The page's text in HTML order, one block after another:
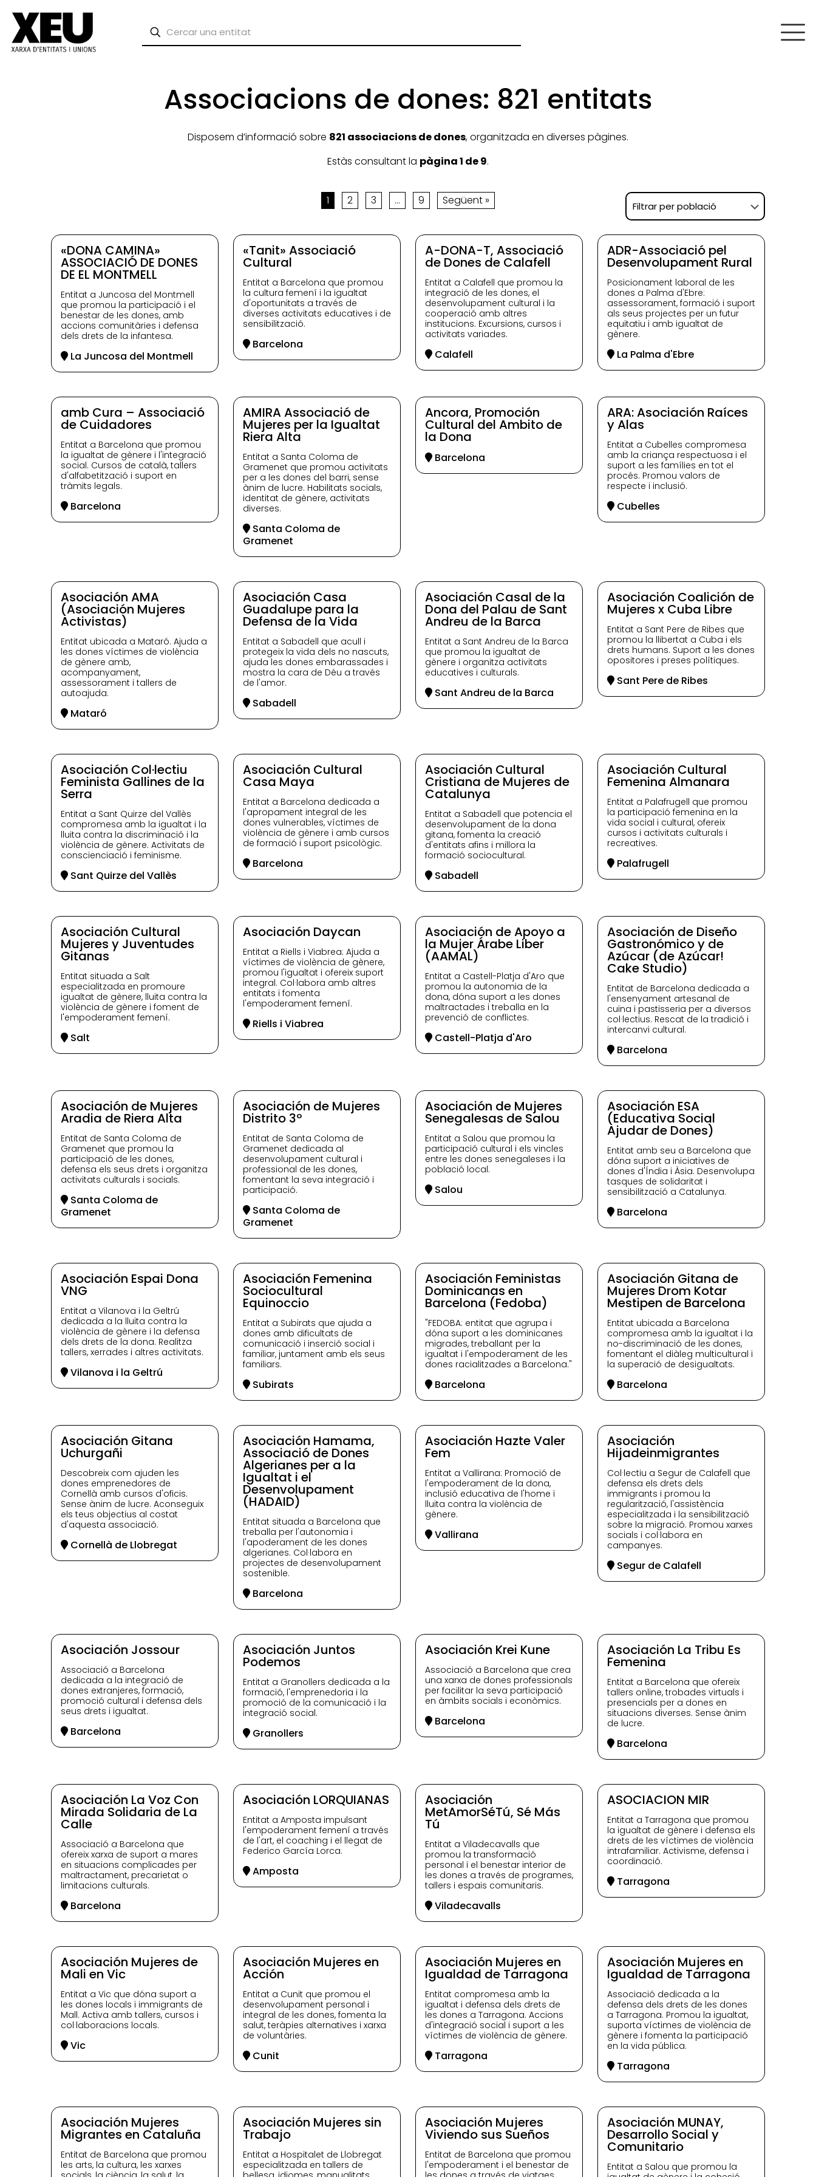
Associacions de dones: 821 entitats
Disposem d’informació sobre 821 associacions de dones, organitzada en diverses pàgines.
Estàs consultant la pàgina 1 de 9.
1 2 3 … 9 Següent »
«DONA CAMINA»
ASSOCIACIÓ DE DONES
DE EL MONTMELL
Entitat a Juncosa del Montmell
que promou la participació i el
benestar de les dones, amb
accions comunitàries i defensa
dels drets de la infantesa.
La Juncosa del Montmell
«Tanit» Associació
Cultural
Entitat a Barcelona que promou
la cultura femení i la igualtat
d'oportunitats a través de
diverses activitats educatives i de
sensibilització.
Barcelona
A-DONA-T, Associació
de Dones de Calafell
Entitat a Calafell que promou la
integració de les dones, el
desenvolupament cultural i la
cooperació amb altres
institucions. Excursions, cursos i
activitats variades.
Calafell
ADR-Associació pel
Desenvolupament Rural
Posicionament laboral de les
dones a Palma d'Ebre:
assessorament, formació i suport
als seus projectes per un futur
equitatiu i amb igualtat de
gènere.
La Palma d'Ebre
amb Cura – Associació
de Cuidadores
Entitat a Barcelona que promou
la igualtat de gènere i l'integració
social. Cursos de català, tallers
d'alfabetització i suport en
tràmits legals.
Barcelona
AMIRA Associació de
Mujeres per la Igualtat
Riera Alta
Entitat a Santa Coloma de
Gramenet que promou activitats
per a les dones del barri, sense
ànim de lucre. Habilitats socials,
identitat de gènere, activitats
diverses.
Santa Coloma de
Gramenet
Ancora, Promoción
Cultural del Ambito de
la Dona
Barcelona
ARA: Asociación Raíces
y Alas
Entitat a Cubelles compromesa
amb la criança respectuosa i el
suport a les famílies en tot el
procés. Promou valors de
respecte i inclusió.
Cubelles
Asociación AMA
(Asociación Mujeres
Activistas)
Entitat ubicada a Mataró. Ajuda a
les dones víctimes de violència
de gènere amb,
acompanyament,
assessorament i tallers de
autoajuda.
Mataró
Asociación Casa
Guadalupe para la
Defensa de la Vida
Entitat a Sabadell que acull i
protegeix la vida dels no nascuts,
ajuda les dones embarassades i
mostra la cara de Déu a través
de l'amor.
Sabadell
Asociación Casal de la
Dona del Palau de Sant
Andreu de la Barca
Entitat a Sant Andreu de la Barca
que promou la igualtat de
gènere i organitza activitats
educatives i culturals.
Sant Andreu de la Barca
Asociación Coalición de
Mujeres x Cuba Libre
Entitat a Sant Pere de Ribes que
promou la llibertat a Cuba i els
drets humans. Suport a les dones
opositores i preses polítiques.
Sant Pere de Ribes
Asociación Col·lectiu
Feminista Gallines de la
Serra
Entitat a Sant Quirze del Vallès
compromesa amb la igualtat i la
lluita contra la discriminació i la
violència de gènere. Activitats de
conscienciació i feminisme.
Sant Quirze del Vallès
Asociación Cultural
Casa Maya
Entitat a Barcelona dedicada a
l'apropament integral de les
dones vulnerables, víctimes de
violència de gènere i amb cursos
de formació i suport psicològic.
Barcelona
Asociación Cultural
Cristiana de Mujeres de
Catalunya
Entitat a Sabadell que potencia el
desenvolupament de la dona
gitana, fomenta la creació
d'entitats afins i millora la
formació sociocultural.
Sabadell
Asociación Cultural
Femenina Almanara
Entitat a Palafrugell que promou
la participació femenina en la
vida social i cultural, ofereix
cursos i activitats culturals i
recreatives.
Palafrugell
Asociación Cultural
Mujeres y Juventudes
Gitanas
Entitat situada a Salt
especialitzada en promoure
igualtat de gènere, lluita contra la
violència de gènere i foment de
l'empoderament femení.
Salt
Asociación Daycan
Entitat a Riells i Viabrea: Ajuda a
víctimes de violència de gènere,
promou l'igualtat i ofereix suport
integral. Col·labora amb altres
entitats i fomenta
l'empoderament femení.
Riells i Viabrea
Asociación de Apoyo a
la Mujer Árabe Liber
(AAMAL)
Entitat a Castell-Platja d'Aro que
promou la autonomia de la
dona, dóna suport a les dones
maltractades i treballa en la
prevenció de conflictes.
Castell-Platja d'Aro
Asociación de Diseño
Gastronómico y de
Azúcar (de Azúcar!
Cake Studio)
Entitat de Barcelona dedicada a
l'ensenyament artesanal de
cuina i pastisseria per a diversos
col·lectius. Rescat de la tradició i
intercanvi cultural.
Barcelona
Asociación de Mujeres
Aradia de Riera Alta
Entitat de Santa Coloma de
Gramenet que promou la
participació de les dones,
defensa els seus drets i organitza
activitats culturals i socials.
Santa Coloma de
Gramenet
Asociación de Mujeres
Distrito 3º
Entitat de Santa Coloma de
Gramenet dedicada al
desenvolupament cultural i
professional de les dones,
fomentant la seva integració i
participació.
Santa Coloma de
Gramenet
Asociación de Mujeres
Senegalesas de Salou
Entitat a Salou que promou la
participació cultural i els vincles
entre les dones senegaleses i la
població local.
Salou
Asociación ESA
(Educativa Social
Ajudar de Dones)
Entitat amb seu a Barcelona que
dóna suport a iniciatives de
dones d'Índia i Àsia. Desenvolupa
tasques de solidaritat i
sensibilització a Catalunya.
Barcelona
Asociación Espai Dona
VNG
Entitat a Vilanova i la Geltrú
dedicada a la lluita contra la
violència de gènere i la defensa
dels drets de la dona. Realitza
tallers, xerrades i altres activitats.
Vilanova i la Geltrú
Asociación Femenina
Sociocultural
Equinoccio
Entitat a Subirats que ajuda a
dones amb dificultats de
comunicació i inserció social i
familiar, juntament amb els seus
familiars.
Subirats
Asociación Feministas
Dominicanas en
Barcelona (Fedoba)
"FEDOBA: entitat que agrupa i
dóna suport a les dominicanes
migrades, treballant per la
igualtat i l'empoderament de les
dones racialitzades a Barcelona."
Barcelona
Asociación Gitana de
Mujeres Drom Kotar
Mestipen de Barcelona
Entitat ubicada a Barcelona
compromesa amb la igualtat i la
no-discriminació de les dones,
fomentant el diàleg multicultural i
la superació de desigualtats.
Barcelona
Asociación Gitana
Uchurgañi
Descobreix com ajuden les
dones emprenedores de
Cornellà amb cursos d'oficis.
Sense ànim de lucre. Aconseguix
els teus objectius al costat
d'aquesta associació.
Cornellà de Llobregat
Asociación Hamama,
Associació de Dones
Algerianes per a la
Igualtat i el
Desenvolupament
(HADAID)
Entitat situada a Barcelona que
treballa per l'autonomia i
l'apoderament de les dones
algerianes. Col·labora en
projectes de desenvolupament
sostenible.
Barcelona
Asociación Hazte Valer
Fem
Entitat a Vallirana: Promoció de
l'empoderament de la dona,
inclusió educativa de l'home i
lluita contra la violència de
gènere.
Vallirana
Asociación
Hijadeinmigrantes
Col·lectiu a Segur de Calafell que
defensa els drets dels
immigrants i promou la
regularització, l'assistència
especialitzada i la sensibilització
sobre la migració. Promou xarxes
socials i col·labora en
campanyes.
Segur de Calafell
Asociación Jossour
Associació a Barcelona
dedicada a la integració de
dones extranjeres, formació,
promoció cultural i defensa dels
seus drets i igualtat.
Barcelona
Asociación Juntos
Podemos
Entitat a Granollers dedicada a la
formació, l'emprenedoria i la
promoció de la comunicació i la
integració social.
Granollers
Asociación Krei Kune
Associació a Barcelona que crea
una xarxa de dones professionals
per facilitar la seva participació
en àmbits socials i econòmics.
Barcelona
Asociación La Tribu Es
Femenina
Entitat a Barcelona que ofereix
tallers online, trobades virtuals i
presencials per a dones en
situacions diverses. Sense ànim
de lucre.
Barcelona
Asociación La Voz Con
Mirada Solidaria de La
Calle
Associació a Barcelona que
ofereix xarxa de suport a mares
en situacions complicades per
maltractament, precarietat o
limitacions culturals.
Barcelona
Asociación LORQUIANAS
Entitat a Amposta impulsant
l'empoderament femení a través
de l'art, el coaching i el llegat de
Federico García Lorca.
Amposta
Asociación
MetAmorSéTú, Sé Más
Tú
Entitat a Viladecavalls que
promou la transformació
personal i el benestar interior de
les dones a través de programes,
tallers i espais comunitaris.
Viladecavalls
ASOCIACION MIR
Entitat a Tarragona que promou
la igualtat de gènere i defensa els
drets de les víctimes de violència
intrafamiliar. Activisme, defensa i
coordinació.
Tarragona
Asociación Mujeres de
Mali en Vic
Entitat a Vic que dóna suport a
les dones locals i immigrants de
Mall. Activa amb tallers, cursos i
col·laboracions locals.
Vic
Asociación Mujeres en
Acción
Entitat a Cunit que promou el
desenvolupament personal i
integral de les dones, fomenta la
salut, teràpies alternatives i xarxa
de voluntàries.
Cunit
Asociación Mujeres en
Igualdad de Tarragona
Entitat compromesa amb la
igualtat i defensa dels drets de
les dones a Tarragona. Accions
d'integració social i suport a les
víctimes de violència de gènere.
Tarragona
Asociación Mujeres en
Igualdad de Tarragona
Associació dedicada a la
defensa dels drets de les dones
a Tarragona. Promou la igualtat,
suporta víctimes de violència de
gènere i fomenta la participació
en la vida pública.
Tarragona
Asociación Mujeres
Migrantes en Cataluña
Entitat de Barcelona que promou
les arts, la cultura, les xarxes
Asociación Mujeres sin
Trabajo
Entitat a Hospitalet de Llobregat
especialitzada en tallers de
Asociación Mujeres
Viviendo sus Sueños
Entitat de Barcelona que promou
l'empoderament i el benestar de
Asociación MUNAY,
Desarrollo Social y
Comunitario
Entitat a Salou que promou la